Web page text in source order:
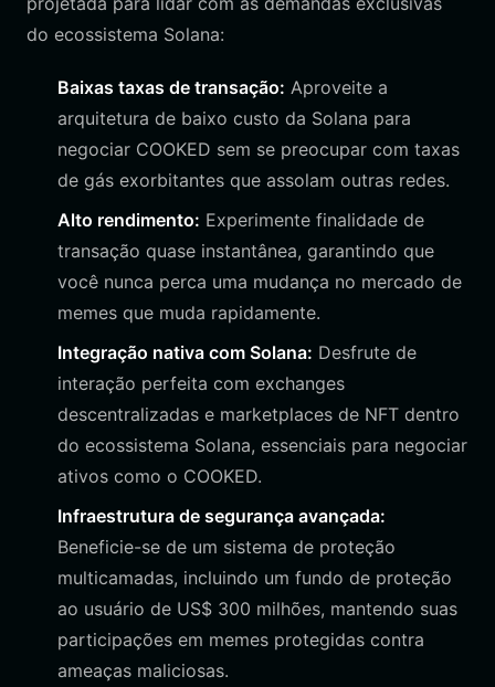
do ecossistema Solana:
Baixas taxas de transação: Aproveite a
arquitetura de baixo custo da Solana para
negociar COOKED sem se preocupar com taxas
de gás exorbitantes que assolam outras redes.
Alto rendimento: Experimente finalidade de
transação quase instantânea, garantindo que
você nunca perca uma mudança no mercado de
memes que muda rapidamente.
Integração nativa com Solana: Desfrute de
interação perfeita com exchanges
descentralizadas e marketplaces de NFT dentro
do ecossistema Solana, essenciais para negociar
ativos como o COOKED.
Infraestrutura de segurança avançada:
Beneficie-se de um sistema de proteção
multicamadas, incluindo um fundo de proteção
ao usuário de US$ 300 milhões, mantendo suas
participações em memes protegidas contra
ameaças maliciosas.